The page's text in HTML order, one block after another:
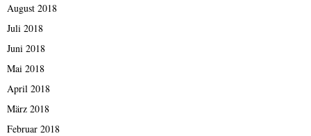
August 2018
Juli 2018
Juni 2018
Mai 2018
April 2018
März 2018
Februar 2018